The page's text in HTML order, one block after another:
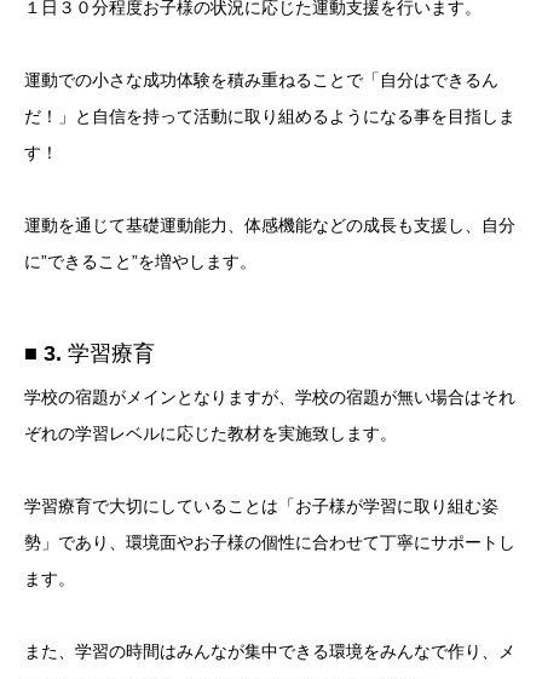
１日３０分程度お子様の状況に応じた運動支援を行います。
運動での小さな成功体験を積み重ねることで「自分はできるん
だ！」と自信を持って活動に取り組めるようになる事を目指しま
す！
運動を通じて基礎運動能力、体感機能などの成長も支援し、自分
に”できること”を増やします。
■ 3. 学習療育
学校の宿題がメインとなりますが、学校の宿題が無い場合はそれ
ぞれの学習レベルに応じた教材を実施致します。
学習療育で大切にしていることは「お子様が学習に取り組む姿
勢」であり、環境面やお子様の個性に合わせて丁寧にサポートし
ます。
また、学習の時間はみんなが集中できる環境をみんなで作り、メ